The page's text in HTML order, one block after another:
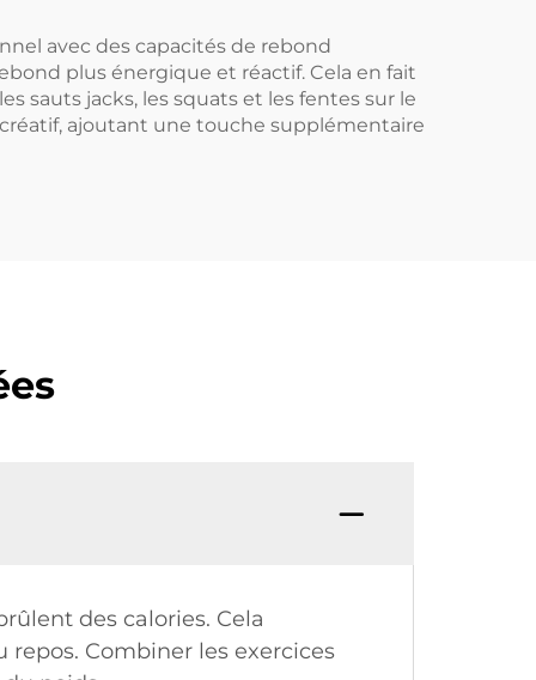
avec des capacités de rebond
plus énergique et réactif. Cela en fait
sauts jacks, les squats et les fentes sur le
ajoutant une touche supplémentaire
des calories. Cela
Combiner les exercices